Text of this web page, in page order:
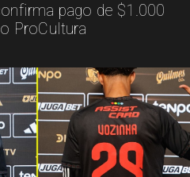
pago de $1.000
ProCultura